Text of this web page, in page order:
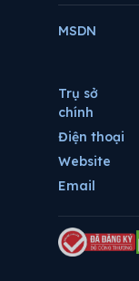
MSDN
Trụ sở
chính
Điện thoại
Website
Email